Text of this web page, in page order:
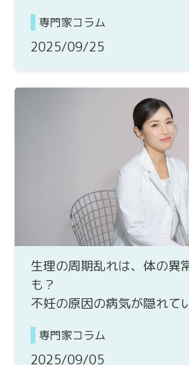
専門家コラム
2025/09/25
生理の周期乱れは、体の異
も？
不妊の原因の病気が隠れて
専門家コラム
2025/09/05